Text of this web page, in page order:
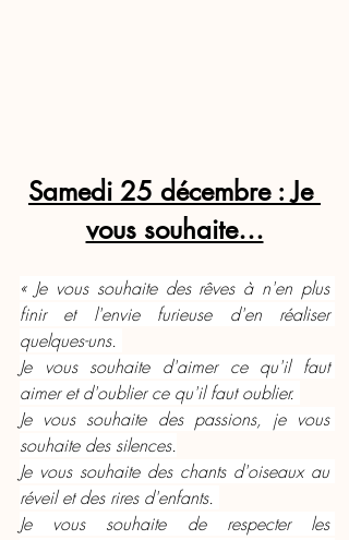
Samedi 25 décembre : Je
vous souhaite…
« Je vous souhaite des rêves à n'en plus
finir et l'envie furieuse d'en réaliser
quelques-uns.
Je vous souhaite d'aimer ce qu'il faut
aimer et d'oublier ce qu'il faut oublier.
Je vous souhaite des passions, je vous
souhaite des silences.
Je vous souhaite des chants d'oiseaux au
réveil et des rires d'enfants.
Je vous souhaite de respecter les